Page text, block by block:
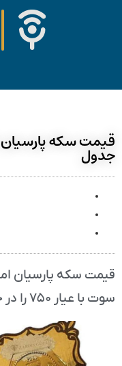
جدول
سوت با عیار ۷۵۰ را در جدول زیر مشاهده کنید.